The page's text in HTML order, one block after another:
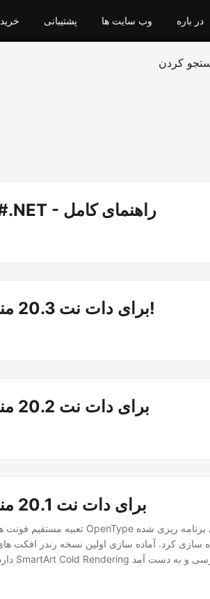
خرید پشتیبانی وب سایت ها در باره
کردن
تبدیل Word به PDF در C#.NET - راهنمای کامل
Aspose.Words برای دات نت 20.3 منتشر شد!
Aspose.Words برای دات نت 20.2 منتشر شد
Aspose.Words برای دات نت 20.1 منتشر شد